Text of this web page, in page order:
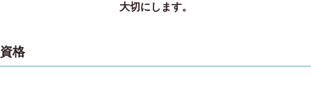
大切にします。
資格